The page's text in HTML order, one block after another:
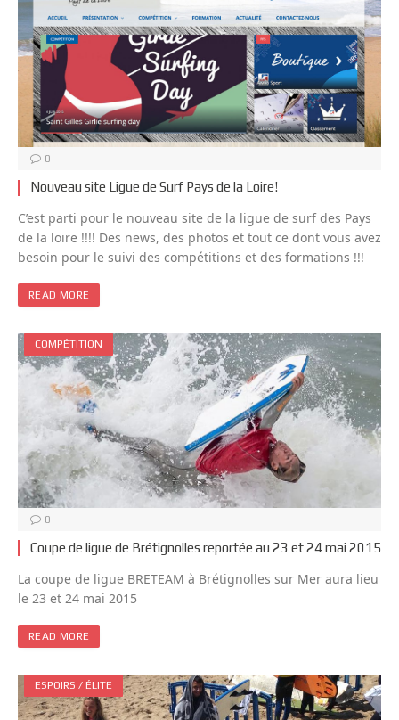
0
Nouveau site Ligue de Surf Pays de la Loire!
C’est parti pour le nouveau site de la ligue de surf des Pays
de la loire !!!! Des news, des photos et tout ce dont vous avez
besoin pour le suivi des compétitions et des formations !!!
READ MORE
COMPÉTITION
0
Coupe de ligue de Brétignolles reportée au 23 et 24 mai 2015
La coupe de ligue BRETEAM à Brétignolles sur Mer aura lieu
le 23 et 24 mai 2015
READ MORE
ESPOIRS / ÉLITE